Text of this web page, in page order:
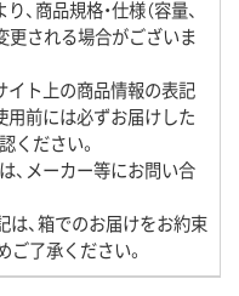
商品規格・仕様（容量、
更される場合がございま
イト上の商品情報の表記
用前には必ずお届けした
ください。
、メーカー等にお問い合
は、箱でのお届けをお約束
了承ください。